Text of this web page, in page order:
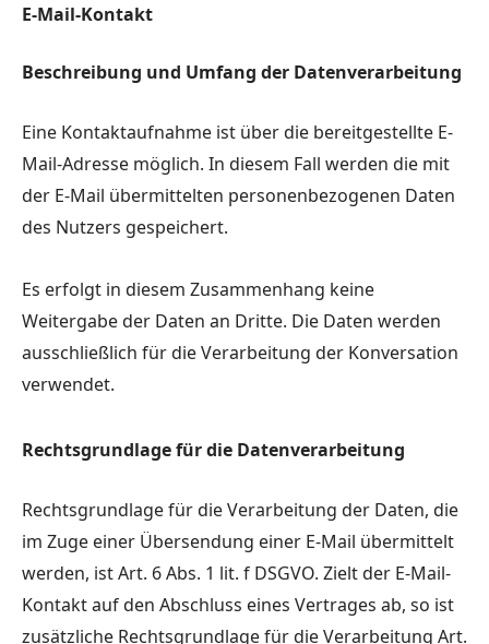
E-Mail-Kontakt
Beschreibung und Umfang der Datenverarbeitung
Eine Kontaktaufnahme ist über die bereitgestellte E-
Mail-Adresse möglich. In diesem Fall werden die mit
der E-Mail übermittelten personenbezogenen Daten
des Nutzers gespeichert.
Es erfolgt in diesem Zusammenhang keine
Weitergabe der Daten an Dritte. Die Daten werden
ausschließlich für die Verarbeitung der Konversation
verwendet.
Rechtsgrundlage für die Datenverarbeitung
Rechtsgrundlage für die Verarbeitung der Daten, die
im Zuge einer Übersendung einer E-Mail übermittelt
werden, ist Art. 6 Abs. 1 lit. f DSGVO. Zielt der E-Mail-
Kontakt auf den Abschluss eines Vertrages ab, so ist
zusätzliche Rechtsgrundlage für die Verarbeitung Art.